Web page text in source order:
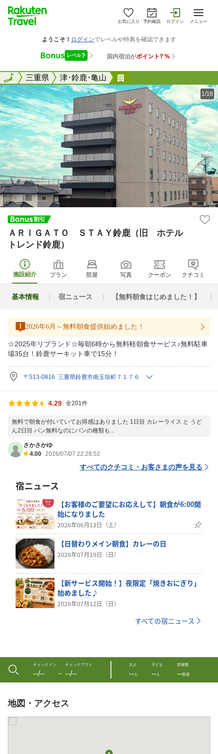
お気に入り 予約確認 ログイン メニュー
全国三重県 津･鈴鹿･亀山
全国
1/16
ＡＲＩＧＡＴＯ ＳＴＡＹ鈴鹿（旧 ホテル
トレンド鈴鹿）
施設紹介 プラン 部屋 写真 クーポン クチコミ
基本情報 宿ニュース 【無料朝食はじめました！】
2026年6月～無料朝食提供始めました！
☆2025年リブランド☆毎朝6時から無料軽朝食サービス♪無料駐車
場35台！鈴鹿サーキット車で15分！
〒513-0816 三重県鈴鹿市南玉垣町７１７６
4.29 全201件
無料で朝食が付いていてお得感はありました 1日目 カレーライス と うど
ん2日目 パン無料なのにパンの種類も...
さかさかゆ
4.00 2026/07/07 22:28:52
すべてのクチコミ・お客さまの声を見る
宿ニュース
【お客様のご要望にお応えして】朝食が6:00開
始になりました
2026年06月13日（土）
【日替わりメイン朝食】カレーの日
2026年07月19日（日）
【新サービス開始！】夜限定「焼きおにぎり」
始めました♪
2026年07月12日（日）
すべての宿ニュース
チェックイン
--/-- 〜
チェックアウト
--/--
大人
--人
子ども
--人
部屋数
--部屋
地図・アクセス